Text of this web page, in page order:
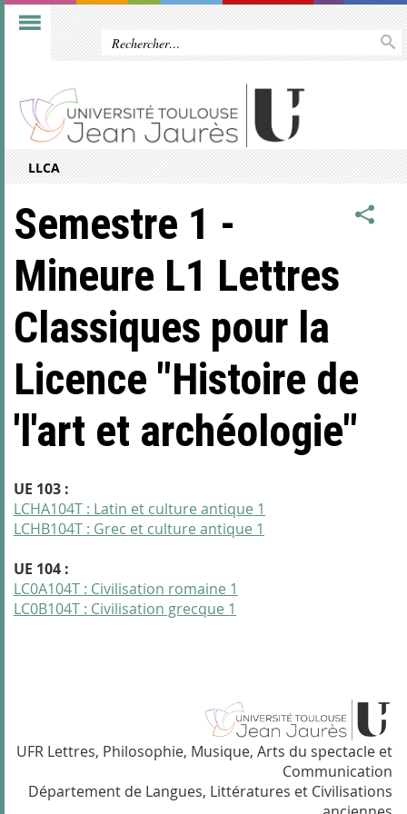
LLCA
Semestre 1 -
Mineure L1 Lettres
Classiques pour la
Licence "Histoire de
'l'art et archéologie"
UE 103 :
LCHA104T : Latin et culture antique 1
LCHB104T : Grec et culture antique 1
UE 104 :
LC0A104T : Civilisation romaine 1
LC0B104T : Civilisation grecque 1
UFR Lettres, Philosophie, Musique, Arts du spectacle et
Communication
Département de Langues, Littératures et Civilisations